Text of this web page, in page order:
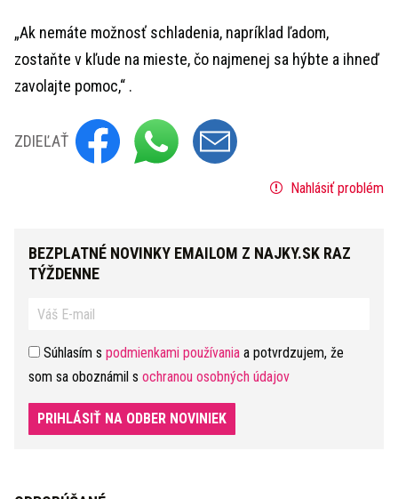
„Ak nemáte možnosť schladenia, napríklad ľadom,
zostaňte v kľude na mieste, čo najmenej sa hýbte a ihneď
zavolajte pomoc,“ .
ZDIEĽAŤ
Nahlásiť problém
BEZPLATNÉ NOVINKY EMAILOM Z NAJKY.SK RAZ
TÝŽDENNE
Súhlasím s podmienkami používania a potvrdzujem, že
som sa oboznámil s ochranou osobných údajov
PRIHLÁSIŤ NA ODBER NOVINIEK